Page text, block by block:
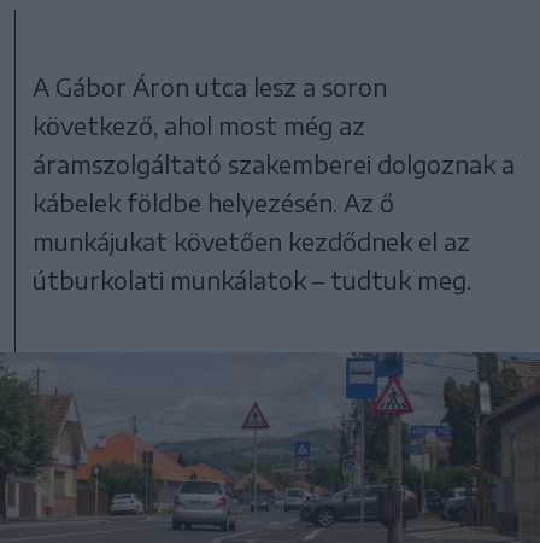
A Gábor Áron utca lesz a soron
következő, ahol most még az
áramszolgáltató szakemberei dolgoznak a
kábelek földbe helyezésén. Az ő
munkájukat követően kezdődnek el az
útburkolati munkálatok – tudtuk meg.